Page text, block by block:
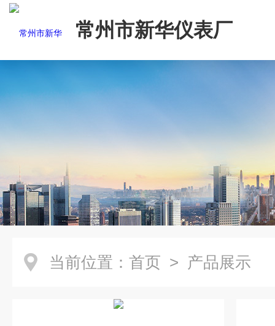
常州市新华仪表厂
当前位置： 首页 > 产品展示